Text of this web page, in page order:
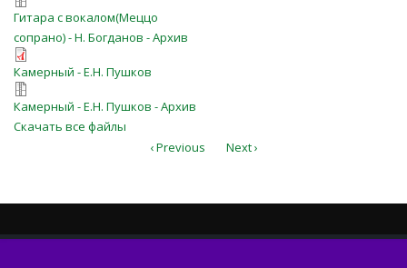
ty_zhalueshsya_(YUI_ №234).7z
Гитара с вокалом(Меццо
сопрано) - Н. Богданов - Архив
ty-zhalueshsya-cam.pdf
Камерный - Е.Н. Пушков
ty-zhalueshsya-cam.zip
Камерный - Е.Н. Пушков - Архив
Скачать все файлы
‹ Previous Next ›